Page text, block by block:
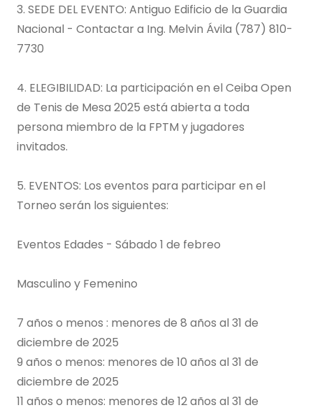
3. SEDE DEL EVENTO: Antiguo Edificio de la Guardia
Nacional - Contactar a Ing. Melvin Ávila (787) 810-
7730
4. ELEGIBILIDAD: La participación en el Ceiba Open
de Tenis de Mesa 2025 está abierta a toda
persona miembro de la FPTM y jugadores
invitados.
5. EVENTOS: Los eventos para participar en el
Torneo serán los siguientes:
Eventos Edades - Sábado 1 de febreo
Masculino y Femenino
7 años o menos : menores de 8 años al 31 de
diciembre de 2025
9 años o menos: menores de 10 años al 31 de
diciembre de 2025
11 años o menos: menores de 12 años al 31 de